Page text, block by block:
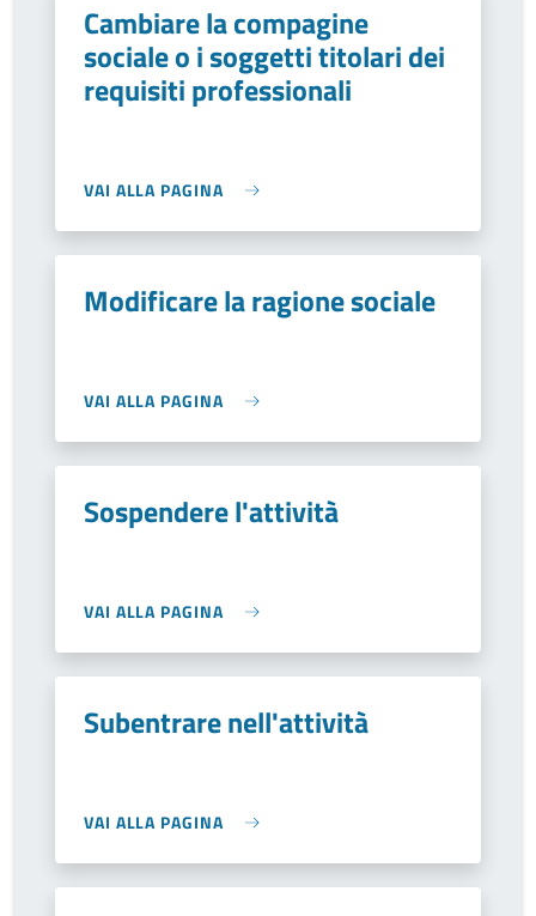
Cambiare la compagine
sociale o i soggetti titolari dei
requisiti professionali
VAI ALLA PAGINA
Modificare la ragione sociale
VAI ALLA PAGINA
Sospendere l'attività
VAI ALLA PAGINA
Subentrare nell'attività
VAI ALLA PAGINA